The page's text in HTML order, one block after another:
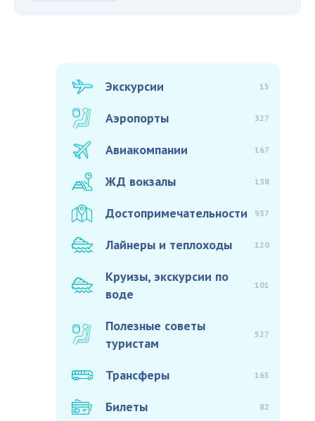
Экскурсии 15
Аэропорты 327
Авиакомпании 167
ЖД вокзалы 138
Достопримечательности 937
Лайнеры и теплоходы 120
Круизы, экскурсии по
воде
101
Полезные советы
туристам
527
Трансферы 165
Билеты 82